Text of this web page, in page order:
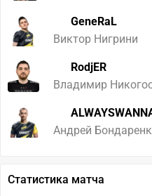
GeneRaL
Виктор Нигрини
RodjER
Владимир
Андрей
Статистика матча